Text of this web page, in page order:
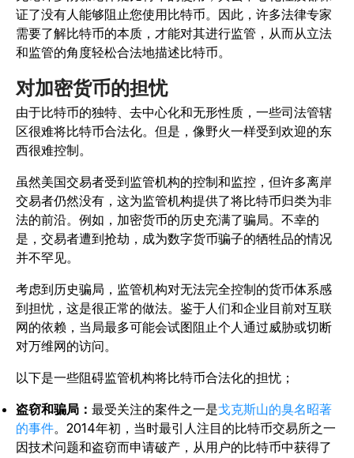
证了没有人能够阻止您使用比特币。因此，许多法律专家
需要了解比特币的本质，才能对其进行监管，从而从立法
和监管的角度轻松合法地描述比特币。
对加密货币的担忧
由于比特币的独特、去中心化和无形性质，一些司法管辖
区很难将比特币合法化。但是，像野火一样受到欢迎的东
西很难控制。
虽然美国交易者受到监管机构的控制和监控，但许多离岸
交易者仍然没有，这为监管机构提供了将比特币归类为非
法的前沿。例如，加密货币的历史充满了骗局。不幸的
是，交易者遭到抢劫，成为数字货币骗子的牺牲品的情况
并不罕见。
考虑到历史骗局，监管机构对无法完全控制的货币体系感
到担忧，这是很正常的做法。鉴于人们和企业目前对互联
网的依赖，当局最多可能会试图阻止个人通过威胁或切断
对万维网的访问。
以下是一些阻碍监管机构将比特币合法化的担忧；
盗窃和骗局： 最受关注的案件之一是戈克斯山的臭名昭著
的事件。2014年初，当时最引人注目的比特币交易所之一
因技术问题和盗窃而申请破产，从用户的比特币中获得了